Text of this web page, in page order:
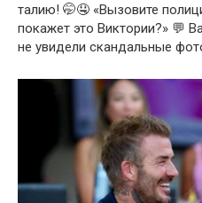
талию! 🤭🤤 «Вызовите
покажет это Виктории?» 💬
не увидели скандальные